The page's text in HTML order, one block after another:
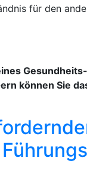
für den
können Sie